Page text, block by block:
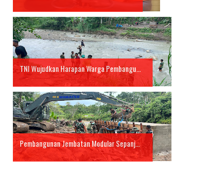
TNI Wujudkan Harapan Warga Pembangu...
Pembangunan Jembatan Modular Sepanj...